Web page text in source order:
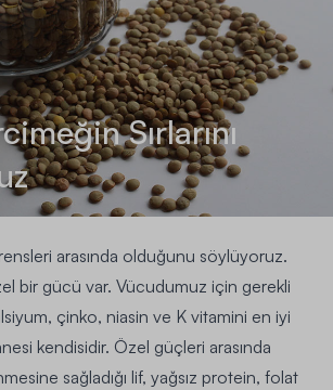
Sırlarını
arasında olduğunu söylüyoruz.
bir gücü var. Vücudumuz için gerekli
çinko, niasin ve K vitamini en iyi
kendisidir. Özel güçleri arasında
sağladığı lif, yağsız protein, folat